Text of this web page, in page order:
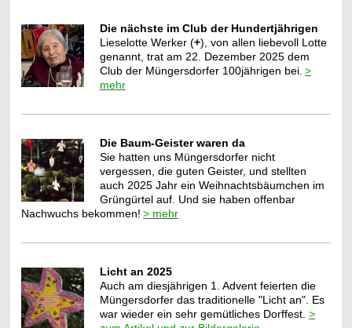
Die nächste im Club der Hundertjährigen
Lieselotte Werker (+), von allen liebevoll Lotte
genannt, trat am 22. Dezember 2025 dem
Club der Müngersdorfer 100jährigen bei. >
mehr
Die Baum-Geister waren da
Sie hatten uns Müngersdorfer nicht
vergessen, die guten Geister, und stellten
auch 2025 Jahr ein Weihnachtsbäumchen im
Grüngürtel auf. Und sie haben offenbar
Nachwuchs bekommen! > mehr
Licht an 2025
Auch am diesjährigen 1. Advent feierten die
Müngersdorfer das traditionelle "Licht an". Es
war wieder ein sehr gemütliches Dorffest. >